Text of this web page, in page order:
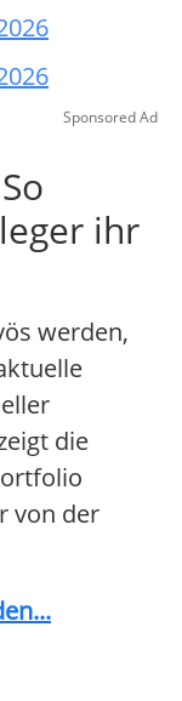
Sponsored Ad
ihr
werden,
die
von der